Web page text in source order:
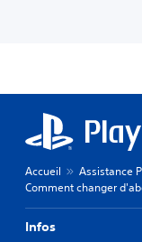
Accueil Assistance
Comment changer
Infos